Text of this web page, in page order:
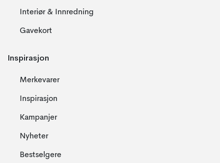
Interiør & Innredning
Gavekort
Inspirasjon
Merkevarer
Inspirasjon
Kampanjer
Nyheter
Bestselgere